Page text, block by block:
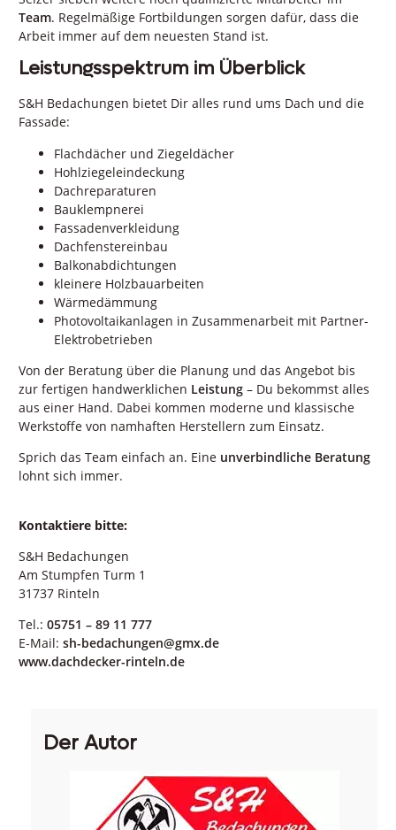
Team. Regelmäßige Fortbildungen sorgen dafür, dass die
Arbeit immer auf dem neuesten Stand ist.
Leistungsspektrum im Überblick
S&H Bedachungen bietet Dir alles rund ums Dach und die
Fassade:
Flachdächer und Ziegeldächer
Hohlziegeleindeckung
Dachreparaturen
Bauklempnerei
Fassadenverkleidung
Dachfenstereinbau
Balkonabdichtungen
kleinere Holzbauarbeiten
Wärmedämmung
Photovoltaikanlagen in Zusammenarbeit mit Partner-
Elektrobetrieben
Von der Beratung über die Planung und das Angebot bis
zur fertigen handwerklichen Leistung – Du bekommst alles
aus einer Hand. Dabei kommen moderne und klassische
Werkstoffe von namhaften Herstellern zum Einsatz.
Sprich das Team einfach an. Eine unverbindliche Beratung
lohnt sich immer.
Kontaktiere bitte:
S&H Bedachungen
Am Stumpfen Turm 1
31737 Rinteln
Tel.: 05751 – 89 11 777
E-Mail: sh-bedachungen@gmx.de
www.dachdecker-rinteln.de
Der Autor